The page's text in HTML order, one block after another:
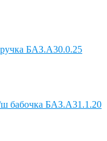
БАЗ.А30.0.25
бабочка БАЗ.А31.1.20